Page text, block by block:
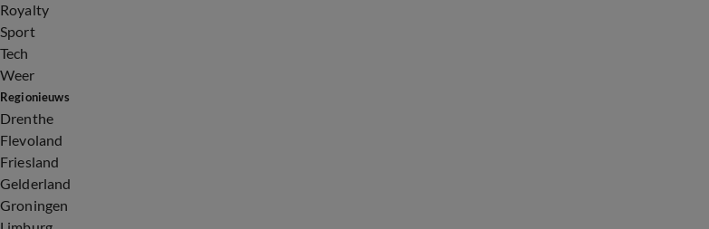
Royalty
Sport
Tech
Weer
Regionieuws
Drenthe
Flevoland
Friesland
Gelderland
Groningen